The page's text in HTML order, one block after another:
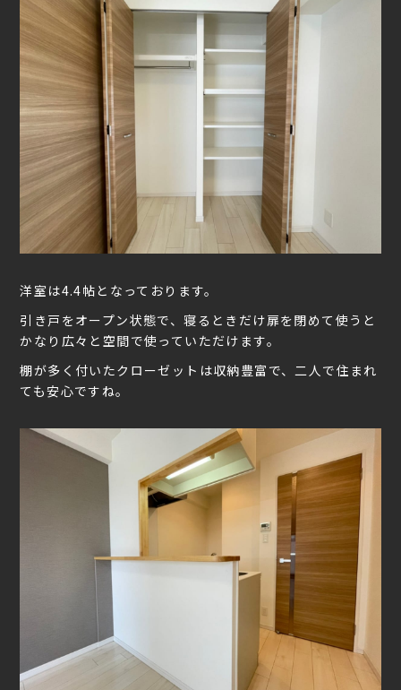
洋室は4.4帖となっております。
引き戸をオープン状態で、寝るときだけ扉を閉めて使うと
かなり広々と空間で使っていただけます。
棚が多く付いたクローゼットは収納豊富で、二人で住まれ
ても安心ですね。